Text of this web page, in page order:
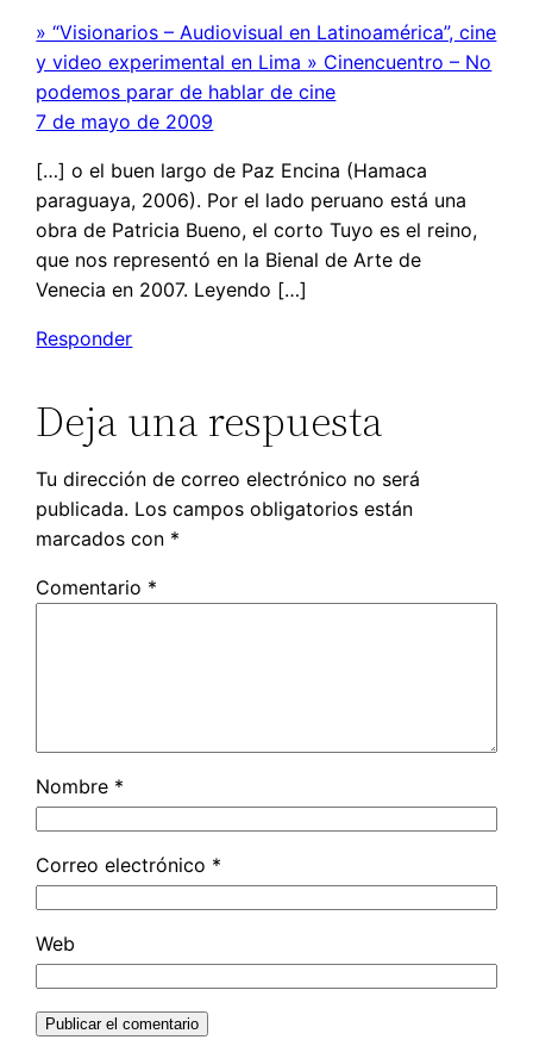
» “Visionarios – Audiovisual en Latinoamérica”, cine
y video experimental en Lima » Cinencuentro – No
podemos parar de hablar de cine
7 de mayo de 2009
[…] o el buen largo de Paz Encina (Hamaca
paraguaya, 2006). Por el lado peruano está una
obra de Patricia Bueno, el corto Tuyo es el reino,
que nos representó en la Bienal de Arte de
Venecia en 2007. Leyendo […]
Responder
Deja una respuesta
Tu dirección de correo electrónico no será
publicada. Los campos obligatorios están
marcados con *
Comentario *
Nombre *
Correo electrónico *
Web